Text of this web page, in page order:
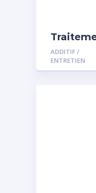
diesel et
ADDITIF /
ENTRETIEN